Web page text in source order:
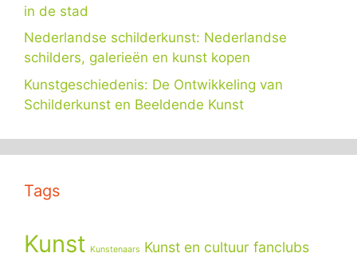
in de stad
Nederlandse schilderkunst: Nederlandse
schilders, galerieën en kunst kopen
Kunstgeschiedenis: De Ontwikkeling van
Schilderkunst en Beeldende Kunst
Tags
Kunst Kunstenaars Kunst en cultuur fanclubs